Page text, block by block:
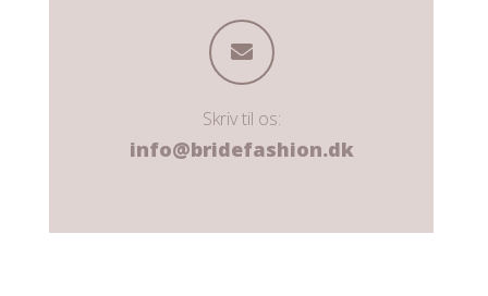
Skriv til os:
info@bridefashion.dk